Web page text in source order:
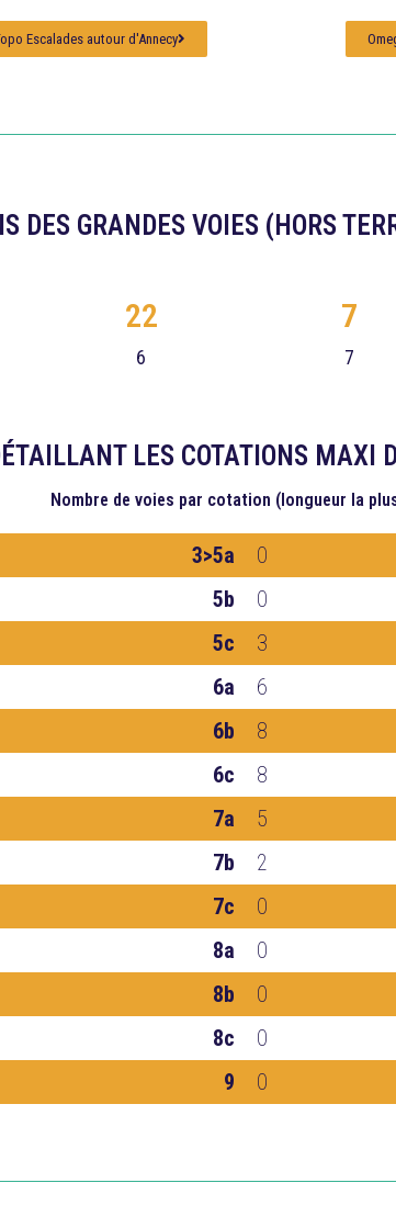
Escalades autour d'Annecy
DES GRANDES VOIES (HORS
6
22
7
7
LES COTATIONS MAXI
Nombre de voies par cotation (longueur la
3>5a
0
5b
0
5c
3
6a
6
6b
8
6c
8
7a
5
7b
2
7c
0
8a
0
8b
0
8c
0
9
0